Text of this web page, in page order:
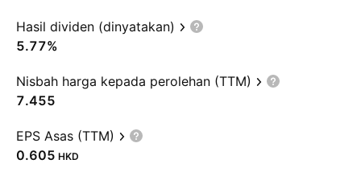
Hasil dividen (dinyatakan)
5.77%
Nisbah harga kepada perolehan (TTM)
7.455
EPS Asas (TTM)
0.605 HKD